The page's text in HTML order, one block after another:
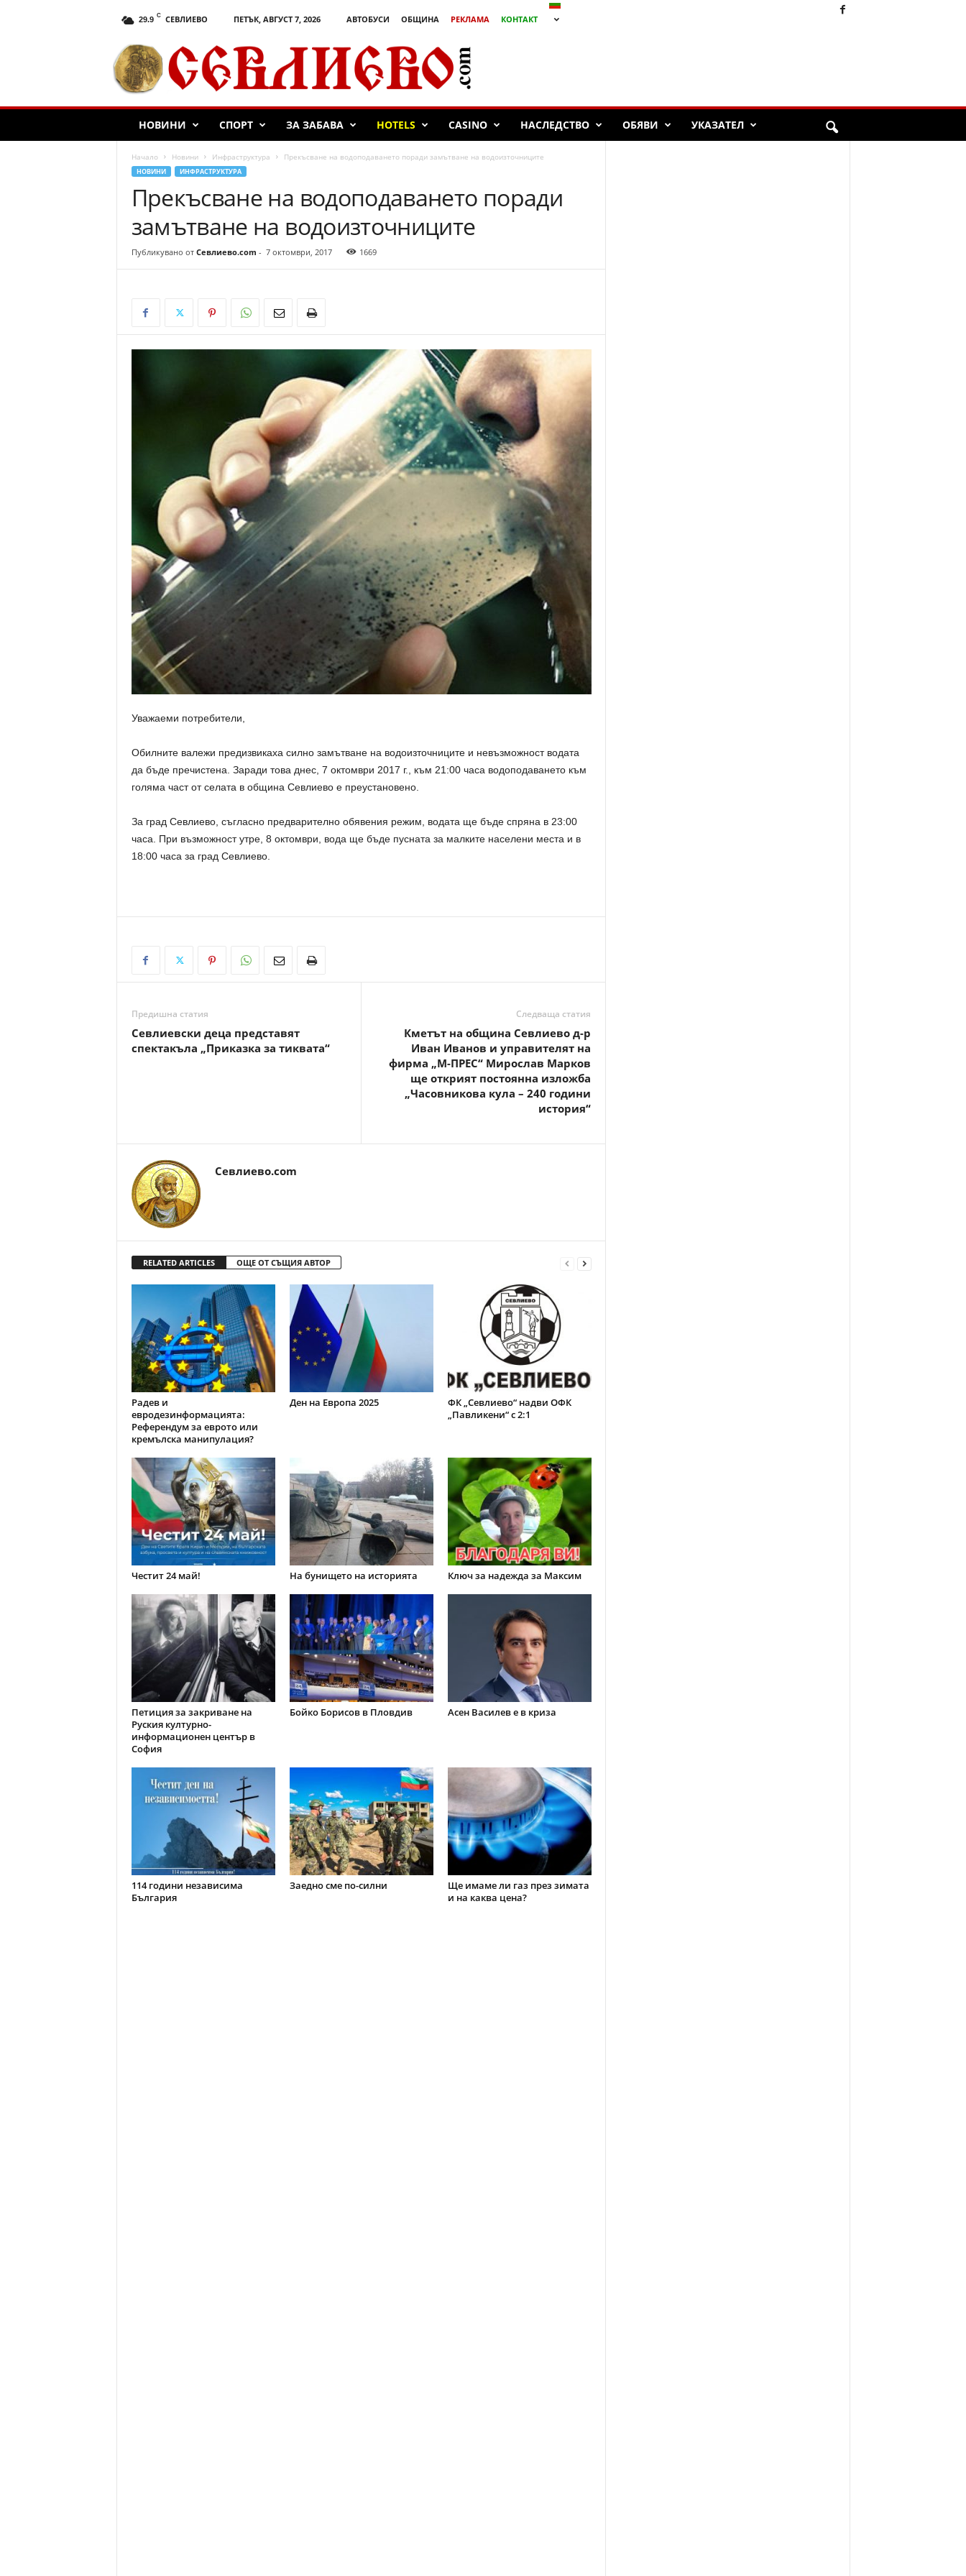
29.9 C СЕВЛИЕВО ПЕТЪК, АВГУСТ 7, 2026 АВТОБУСИ ОБЩИНА РЕКЛАМА
КОНТАКТ
в
л
е
о
НОВИНИ СПОРТ ЗА ЗАБАВА HOTELS CASINO НАСЛЕДСТВО ОБЯВИ УКАЗАТЕЛ
Начало Новини Инфраструктура Прекъсване на водоподаването поради замътване на водоизточниците
НОВИНИ ИНФРАСТРУКТУРА
Прекъсване на водоподаването поради
замътване на водоизточниците
Публикувано от Севлиево.com - 7 октомври, 2017 1669
Уважаеми потребители,
Обилните валежи предизвикаха силно замътване на водоизточниците и невъзможност водата
да бъде пречистена. Заради това днес, 7 октомври 2017 г., към 21:00 часа водоподаването към
голяма част от селата в община Севлиево е преустановено.
За град Севлиево, съгласно предварително обявения режим, водата ще бъде спряна в 23:00
часа. При възможност утре, 8 октомври, вода ще бъде пусната за малките населени места и в
18:00 часа за град Севлиево.
Предишна статия
Севлиевски деца представят
спектакъла „Приказка за тиквата“
Следваща статия
Кметът на община Севлиево д-р
Иван Иванов и управителят на
фирма „М-ПРЕС“ Мирослав Марков
ще открият постоянна изложба
„Часовникова кула – 240 години
история“
Севлиево.com
RELATED ARTICLES ОЩЕ ОТ СЪЩИЯ АВТОР
Радев и
евродезинформацията:
Референдум за еврото или
кремълска манипулация?
Ден на Европа 2025
ФК „Севлиево“ надви ОФК
„Павликени“ с 2:1
Честит 24 май! На бунището на историята Ключ за надежда за Максим
Петиция за закриване на
Руския културно-
информационен център в
София
Бойко Борисов в Пловдив Асен Василев е в криза
114 години независима
България
Заедно сме по-силни
Ще имаме ли газ през зимата
и на каква цена?